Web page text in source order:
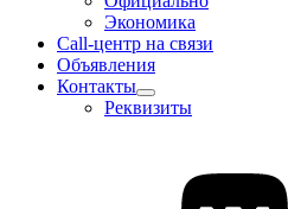
Экономика
Call-центр на связи
Объявления
Контакты
Реквизиты